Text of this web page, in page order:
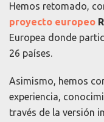
Hemos retomado,
proyecto europeo
Europea donde
26 países.
Asimismo, hemos
experiencia,
través de la versión